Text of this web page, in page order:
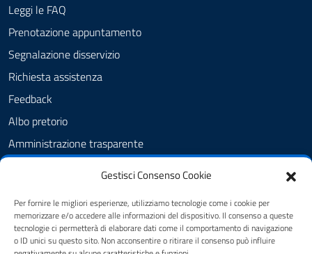
Gestisci Consenso Cookie
Per fornire le migliori esperienze, utilizziamo tecnologie come i cookie per
memorizzare e/o accedere alle informazioni del dispositivo. Il consenso a queste
tecnologie ci permetterà di elaborare dati come il comportamento di navigazione
o ID unici su questo sito. Non acconsentire o ritirare il consenso può influire
Leggi le FAQ
Prenotazione appuntamento
Segnalazione disservizio
Richiesta assistenza
Feedback
Albo pretorio
Amministrazione trasparente
Dichiarazione di accessibilità
Note legali